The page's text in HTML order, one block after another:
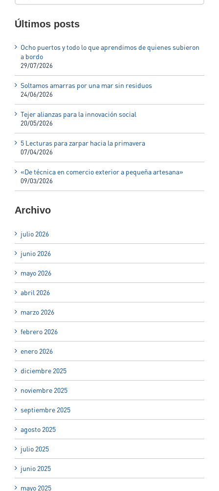
Últimos posts
Ocho puertos y todo lo que aprendimos de quienes subieron
a bordo
29/07/2026
Soltamos amarras por una mar sin residuos
24/06/2026
Tejer alianzas para la innovación social
20/05/2026
5 Lecturas para zarpar hacia la primavera
07/04/2026
«De técnica en comercio exterior a pequeña artesana»
09/03/2026
Archivo
julio 2026
junio 2026
mayo 2026
abril 2026
marzo 2026
febrero 2026
enero 2026
diciembre 2025
noviembre 2025
septiembre 2025
agosto 2025
julio 2025
junio 2025
mayo 2025